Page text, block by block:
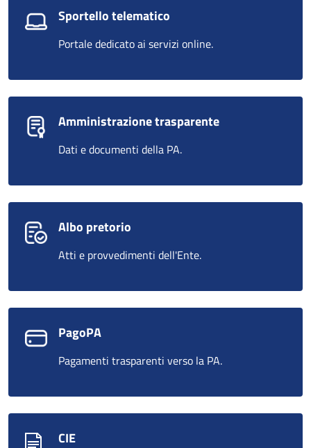
Sportello telematico
Portale dedicato ai servizi online.
Amministrazione trasparente
Dati e documenti della PA.
Albo pretorio
Atti e provvedimenti dell'Ente.
PagoPA
Pagamenti trasparenti verso la PA.
CIE